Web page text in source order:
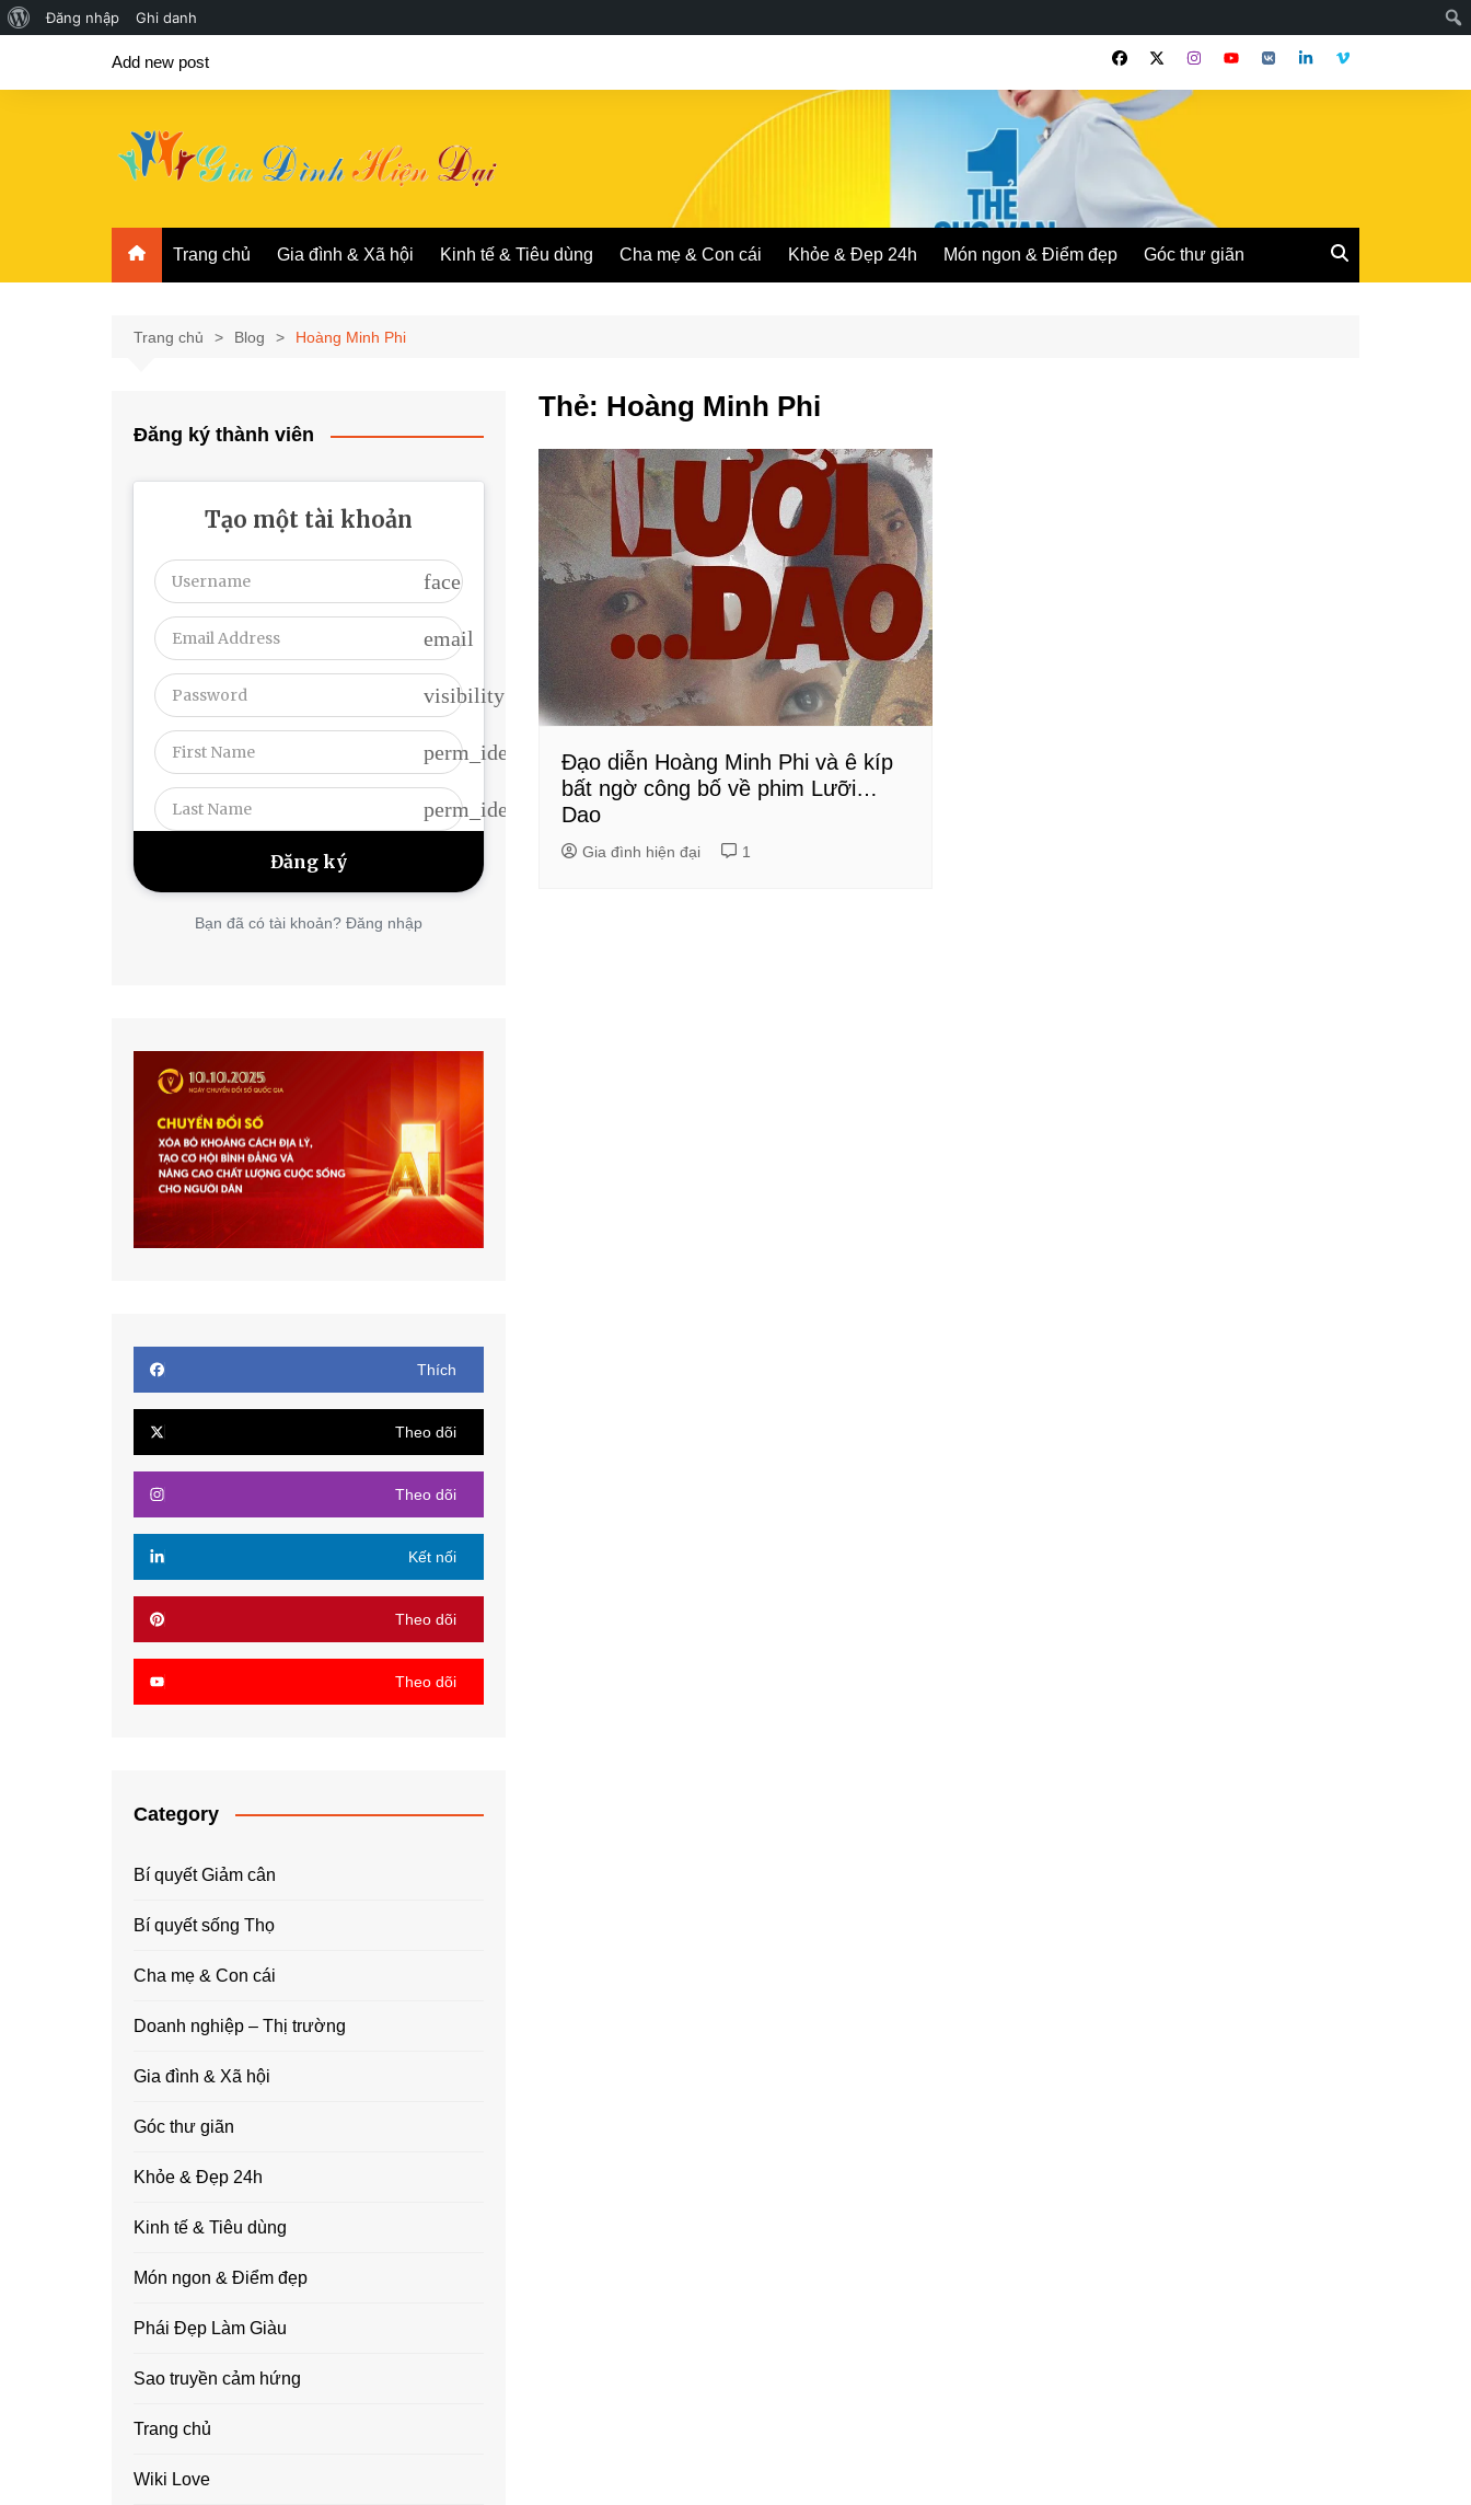
Giới
về
Đăng nhập Ghi danh
Add new post
Trang chủ Gia đình & Xã hội Kinh tế & Tiêu dùng Cha mẹ & Con cái Khỏe & Đẹp 24h Món ngon & Điểm đẹp Góc thư giãn
Trang chủ Blog Hoàng Minh Phi
Thẻ: Hoàng Minh Phi
Đạo diễn Hoàng Minh Phi và ê kíp
bất ngờ công bố về phim Lưỡi…
Dao
Gia đình hiện đại 1
Đăng ký thành viên
Tạo một tài khoản
face
email
visibility
perm_identity
perm_identity
Bạn đã có tài khoản? Đăng nhập
Thích
Theo dõi
Theo dõi
Kết nối
Theo dõi
Theo dõi
Category
Bí quyết Giảm cân
Bí quyết sống Thọ
Cha mẹ & Con cái
Doanh nghiệp – Thị trường
Gia đình & Xã hội
Góc thư giãn
Khỏe & Đẹp 24h
Kinh tế & Tiêu dùng
Món ngon & Điểm đẹp
Phái Đẹp Làm Giàu
Sao truyền cảm hứng
Trang chủ
Wiki Love